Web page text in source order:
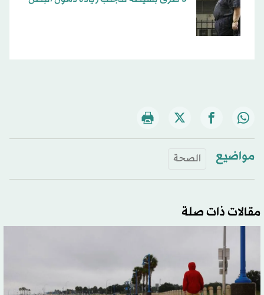
مواضيع الصحة
مقالات ذات صلة